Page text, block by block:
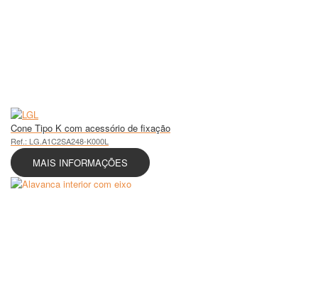
Cone Tipo K com acessório de fixação
Ref.: LG.A1C2SA248-K000L
MAIS INFORMAÇÕES